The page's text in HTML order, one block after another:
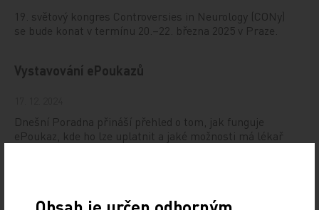
19. světový kongres Controversies in Neurology (CONy)
se bude konat v termínu 20.–22. března 2025 v Praze.
Vystavování ePoukazů
Dnešní Poradna přináší přehled o tom, jak funguje
ePoukaz, kde ho lze uplatnit a jaké možnosti má lékař